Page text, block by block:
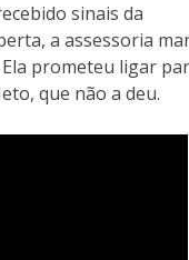
sinais da
a assessoria
prometeu ligar
que não a deu.